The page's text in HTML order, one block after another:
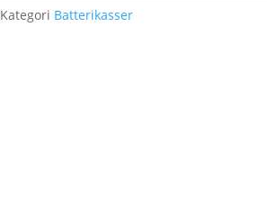
Kategori Batterikasser